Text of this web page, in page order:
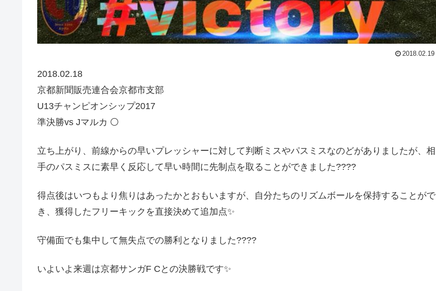
2018.02.19
2018.02.18
京都新聞販売連合会京都市支部
U13チャンピオンシップ2017
準決勝vs Jマルカ ⚪️
立ち上がり、前線からの早いプレッシャーに対して判断ミスやパスミスなのどがありましたが、相
手のパスミスに素早く反応して早い時間に先制点を取ることができました????
得点後はいつもより焦りはあったかとおもいますが、自分たちのリズムボールを保持することがで
き、獲得したフリーキックを直接決めて追加点✨
守備面でも集中して無失点での勝利となりました????
いよいよ来週は京都サンガF Cとの決勝戦です✨